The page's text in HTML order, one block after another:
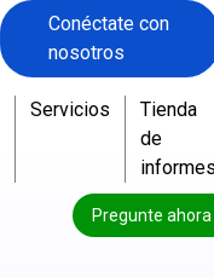
Conéctate con
nosotros
Servicios
Tienda
de
Pregunte ahora